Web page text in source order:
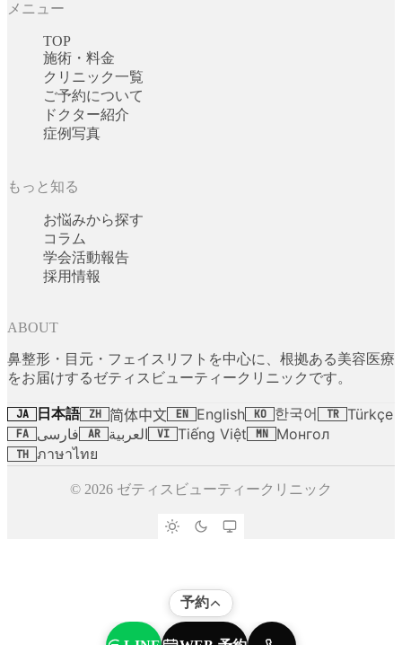
メニュー
TOP
施術・料金
クリニック一覧
ご予約について
ドクター紹介
症例写真
もっと知る
お悩みから探す
コラム
学会活動報告
採用情報
ABOUT
鼻整形・目元・フェイスリフトを中心に、根拠ある美容医療
をお届けするゼティスビューティークリニックです。
JA 日本語 ZH 简体中文 EN English KO 한국어 TR Türkçe
FA فارسی AR العربية VI Tiếng Việt MN Монгол
TH ภาษาไทย
© 2026 ゼティスビューティークリニック
予約